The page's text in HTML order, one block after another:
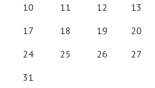
10
11 12 13
17
18 19 20
24
25 26 27
31